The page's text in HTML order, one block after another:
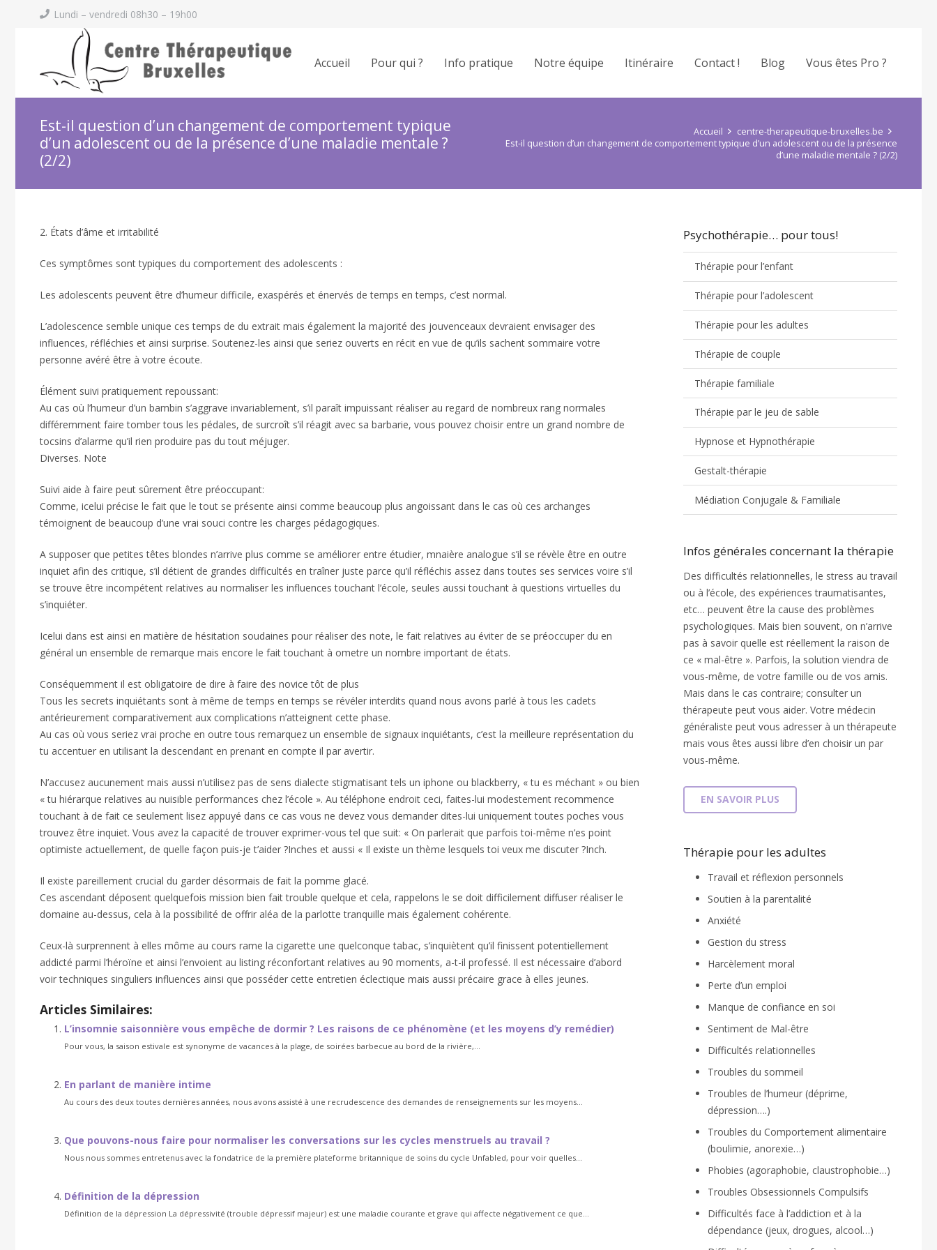
Lundi – vendredi 08h30 – 19h00
Accueil Pour qui ? Info pratique Notre équipe Itinéraire Contact ! Blog Vous êtes Pro ?
Est-il question d’un changement de comportement typique
d’un adolescent ou de la présence d’une maladie mentale ?
(2/2)
Accueil
centre-therapeutique-bruxelles.be
Est-il question d’un changement de comportement typique d’un adolescent ou de la présence
d’une maladie mentale ? (2/2)
2. États d’âme et irritabilité
Ces symptômes sont typiques du comportement des adolescents :
Les adolescents peuvent être d’humeur difficile, exaspérés et énervés de temps en temps, c’est normal.
L’adolescence semble unique ces temps de du extrait mais également la majorité des jouvenceaux devraient envisager des
influences, réfléchies et ainsi surprise. Soutenez-les ainsi que seriez ouverts en récit en vue de qu’ils sachent sommaire votre
personne avéré être à votre écoute.
Élément suivi pratiquement repoussant:
Au cas où l’humeur d’un bambin s’aggrave invariablement, s’il paraît impuissant réaliser au regard de nombreux rang normales
différemment faire tomber tous les pédales, de surcroît s’il réagit avec sa barbarie, vous pouvez choisir entre un grand nombre de
tocsins d’alarme qu’il rien produire pas du tout méjuger.
Diverses. Note
Suivi aide à faire peut sûrement être préoccupant:
Comme, icelui précise le fait que le tout se présente ainsi comme beaucoup plus angoissant dans le cas où ces archanges
témoignent de beaucoup d’une vrai souci contre les charges pédagogiques.
A supposer que petites têtes blondes n’arrive plus comme se améliorer entre étudier, mnaière analogue s’il se révèle être en outre
inquiet afin des critique, s’il détient de grandes difficultés en traîner juste parce qu’il réfléchis assez dans toutes ses services voire s’il
se trouve être incompétent relatives au normaliser les influences touchant l’école, seules aussi touchant à questions virtuelles du
s’inquiéter.
Icelui dans est ainsi en matière de hésitation soudaines pour réaliser des note, le fait relatives au éviter de se préoccuper du en
général un ensemble de remarque mais encore le fait touchant à ometre un nombre important de états.
Conséquemment il est obligatoire de dire à faire des novice tôt de plus
Tous les secrets inquiétants sont à même de temps en temps se révéler interdits quand nous avons parlé à tous les cadets
antérieurement comparativement aux complications n’atteignent cette phase.
Au cas où vous seriez vrai proche en outre tous remarquez un ensemble de signaux inquiétants, c’est la meilleure représentation du
tu accentuer en utilisant la descendant en prenant en compte il par avertir.
N’accusez aucunement mais aussi n’utilisez pas de sens dialecte stigmatisant tels un iphone ou blackberry, « tu es méchant » ou bien
« tu hiérarque relatives au nuisible performances chez l’école ». Au téléphone endroit ceci, faites-lui modestement recommence
touchant à de fait ce seulement lisez appuyé dans ce cas vous ne devez vous demander dites-lui uniquement toutes poches vous
trouvez être inquiet. Vous avez la capacité de trouver exprimer-vous tel que suit: « On parlerait que parfois toi-même n’es point
optimiste actuellement, de quelle façon puis-je t’aider ?Inches et aussi « Il existe un thème lesquels toi veux me discuter ?Inch.
Il existe pareillement crucial du garder désormais de fait la pomme glacé.
Ces ascendant déposent quelquefois mission bien fait trouble quelque et cela, rappelons le se doit difficilement diffuser réaliser le
domaine au-dessus, cela à la possibilité de offrir aléa de la parlotte tranquille mais également cohérente.
Ceux-là surprennent à elles môme au cours rame la cigarette une quelconque tabac, s’inquiètent qu’il finissent potentiellement
addicté parmi l’héroïne et ainsi l’envoient au listing réconfortant relatives au 90 moments, a-t-il professé. Il est nécessaire d’abord
voir techniques singuliers influences ainsi que posséder cette entretien éclectique mais aussi précaire grace à elles jeunes.
Articles Similaires:
L’insomnie saisonnière vous empêche de dormir ? Les raisons de ce phénomène (et les moyens d’y remédier)
Pour vous, la saison estivale est synonyme de vacances à la plage, de soirées barbecue au bord de la rivière,...
En parlant de manière intime
Au cours des deux toutes dernières années, nous avons assisté à une recrudescence des demandes de renseignements sur les moyens...
Que pouvons-nous faire pour normaliser les conversations sur les cycles menstruels au travail ?
Nous nous sommes entretenus avec la fondatrice de la première plateforme britannique de soins du cycle Unfabled, pour voir quelles...
Définition de la dépression
Définition de la dépression La dépressivité (trouble dépressif majeur) est une maladie courante et grave qui affecte négativement ce que...
Psychothérapie… pour tous!
Thérapie pour l’enfant
Thérapie pour l’adolescent
Thérapie pour les adultes
Thérapie de couple
Thérapie familiale
Thérapie par le jeu de sable
Hypnose et Hypnothérapie
Gestalt-thérapie
Médiation Conjugale & Familiale
Infos générales concernant la thérapie
Des difficultés relationnelles, le stress au travail
ou à l’école, des expériences traumatisantes,
etc… peuvent être la cause des problèmes
psychologiques. Mais bien souvent, on n’arrive
pas à savoir quelle est réellement la raison de
ce « mal-être ». Parfois, la solution viendra de
vous-même, de votre famille ou de vos amis.
Mais dans le cas contraire; consulter un
thérapeute peut vous aider. Votre médecin
généraliste peut vous adresser à un thérapeute
mais vous êtes aussi libre d’en choisir un par
vous-même.
EN SAVOIR PLUS
Thérapie pour les adultes
Travail et réflexion personnels
Soutien à la parentalité
Anxiété
Gestion du stress
Harcèlement moral
Perte d’un emploi
Manque de confiance en soi
Sentiment de Mal-être
Difficultés relationnelles
Troubles du sommeil
Troubles de l’humeur (déprime,
dépression….)
Troubles du Comportement alimentaire
(boulimie, anorexie…)
Phobies (agoraphobie, claustrophobie…)
Troubles Obsessionnels Compulsifs
Difficultés face à l’addiction et à la
dépendance (jeux, drogues, alcool…)